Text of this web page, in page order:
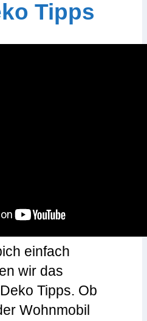
Tipps
einfach
wir das
Tipps. Ob
Wohnmobil